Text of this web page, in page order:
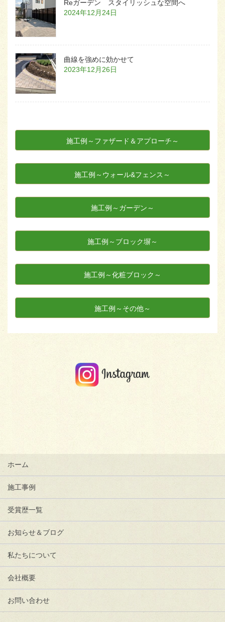
Reガーデン スタイリッシュな空間へ
2024年12月24日
曲線を強めに効かせて
2023年12月26日
施工例～ファザード＆アプローチ～
施工例～ウォール&フェンス～
施工例～ガーデン～
施工例～ブロック塀～
施工例～化粧ブロック～
施工例～その他～
ホーム
施工事例
受賞歴一覧
お知らせ＆ブログ
私たちについて
会社概要
お問い合わせ